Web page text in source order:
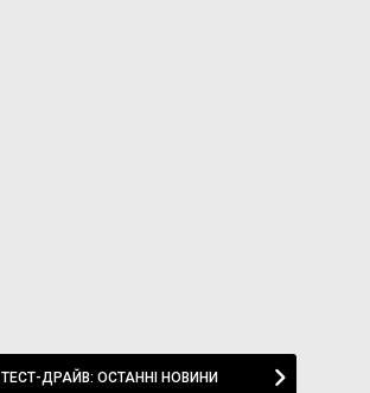
ТЕСТ-ДРАЙВ: ОСТАННІ НОВИНИ